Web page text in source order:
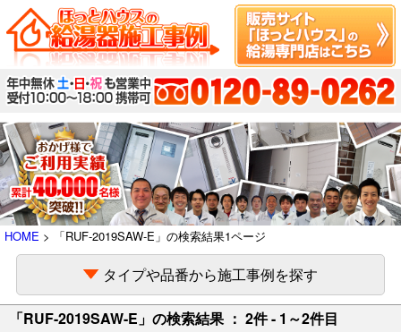
HOME > 「RUF-2019SAW-E」の検索結果1ページ
タイプや品番から施工事例を探す
「RUF-2019SAW-E」の検索結果 ： 2件 - 1～2件目